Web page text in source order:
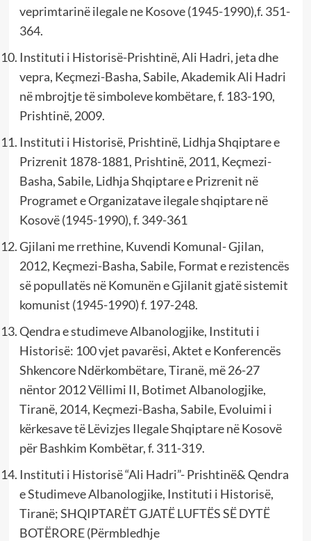
veprimtarinë ilegale ne Kosove (1945-1990),f. 351-
364.
Instituti i Historisë-Prishtinë, Ali Hadri, jeta dhe
vepra, Keçmezi-Basha, Sabile, Akademik Ali Hadri
në mbrojtje të simboleve kombëtare, f. 183-190,
Prishtinë, 2009.
Instituti i Historisë, Prishtinë, Lidhja Shqiptare e
Prizrenit 1878-1881, Prishtinë, 2011, Keçmezi-
Basha, Sabile, Lidhja Shqiptare e Prizrenit në
Programet e Organizatave ilegale shqiptare në
Kosovë (1945-1990), f. 349-361
Gjilani me rrethine, Kuvendi Komunal- Gjilan,
2012, Keçmezi-Basha, Sabile, Format e rezistencës
së popullatës në Komunën e Gjilanit gjatë sistemit
komunist (1945-1990) f. 197-248.
Qendra e studimeve Albanologjike, Instituti i
Historisë: 100 vjet pavarësi, Aktet e Konferencës
Shkencore Ndërkombëtare, Tiranë, më 26-27
nëntor 2012 Vëllimi II, Botimet Albanologjike,
Tiranë, 2014, Keçmezi-Basha, Sabile, Evoluimi i
kërkesave të Lëvizjes Ilegale Shqiptare në Kosovë
për Bashkim Kombëtar, f. 311-319.
Instituti i Historisë “Ali Hadri”- Prishtinë& Qendra
e Studimeve Albanologjike, Instituti i Historisë,
Tiranë; SHQIPTARËT GJATË LUFTËS SË DYTË
BOTËRORE (Përmbledhje